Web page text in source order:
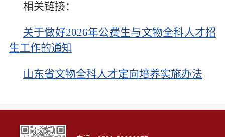
相关链接：
关于做好2026年公费生与文物全科人才招
生工作的通知
山东省文物全科人才定向培养实施办法